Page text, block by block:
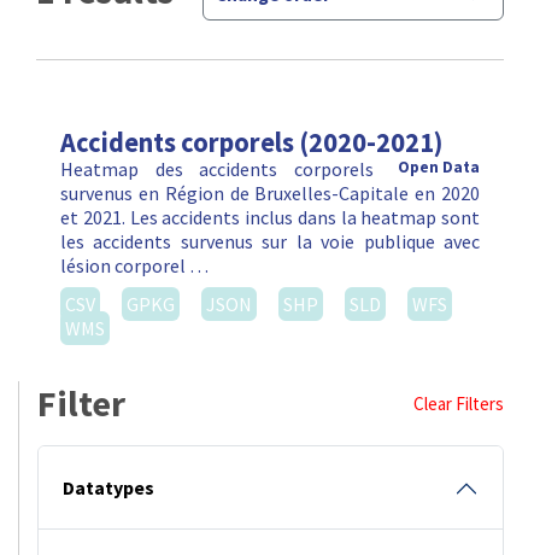
Accidents corporels (2020-2021)
Open Data
Heatmap des accidents corporels
survenus en Région de Bruxelles-Capitale en 2020
et 2021. Les accidents inclus dans la heatmap sont
les accidents survenus sur la voie publique avec
lésion corporel …
CSV
GPKG JSON SHP SLD
WFS
WMS
Filter Clear Filters
Datatypes